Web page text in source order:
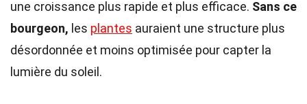
une croissance plus rapide et plus efficace. Sans ce
bourgeon, les plantes auraient une structure plus
désordonnée et moins optimisée pour capter la
lumière du soleil.